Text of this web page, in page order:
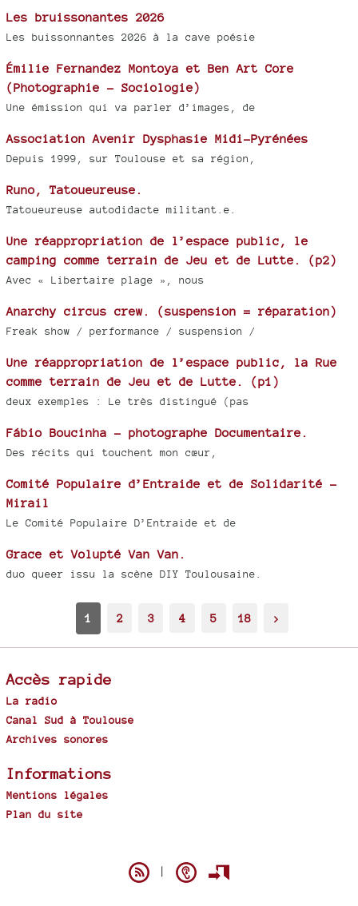
Les bruissonantes 2026
Les buissonnantes 2026 à la cave poésie
Émilie Fernandez Montoya et Ben Art Core
(Photographie - Sociologie)
Une émission qui va parler d’images, de
Association Avenir Dysphasie Midi-Pyrénées
Depuis 1999, sur Toulouse et sa région,
Runo, Tatoueureuse.
Tatoueureuse autodidacte militant.e.
Une réappropriation de l’espace public, le
camping comme terrain de Jeu et de Lutte. (p2)
Avec « Libertaire plage », nous
Anarchy circus crew. (suspension = réparation)
Freak show / performance / suspension /
Une réappropriation de l’espace public, la Rue
comme terrain de Jeu et de Lutte. (p1)
deux exemples : Le très distingué (pas
Fábio Boucinha - photographe Documentaire.
Des récits qui touchent mon cœur,
Comité Populaire d’Entraide et de Solidarité -
Mirail
Le Comité Populaire D’Entraide et de
Grace et Volupté Van Van.
duo queer issu la scène DIY Toulousaine.
1 2 3 4 5 18 >
Accès rapide
La radio
Canal Sud à Toulouse
Archives sonores
Informations
Mentions légales
Plan du site
|